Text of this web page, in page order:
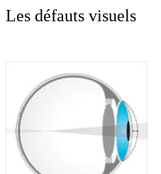
Les défauts visuels